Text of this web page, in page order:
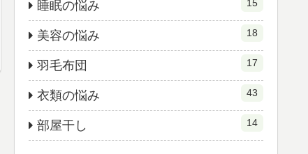
睡眠の悩み 15
美容の悩み 18
羽毛布団 17
衣類の悩み 43
部屋干し 14